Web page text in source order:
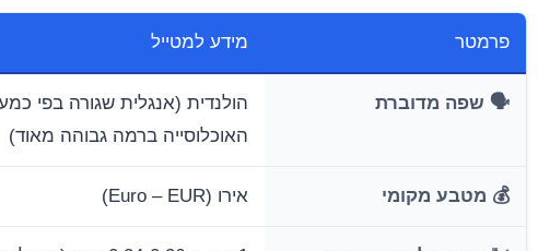
פרמטר מידע למטייל
🗣️ שפה מדוברת
הולנדית (אנגלית שגורה בפי
האוכלוסייה ברמה גבוהה מאוד)
💰 מטבע מקומי אירו (Euro – EUR)